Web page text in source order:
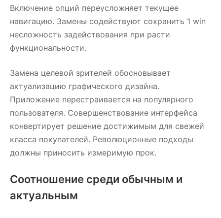
Включение опций переусложняет текущее
навигацию. Замены содействуют сохранить 1 win
несложность задействования при расти
функциональности.
Замена целевой зрителей обосновывает
актуализацию графического дизайна.
Приложение перестраивается на популярного
пользователя. Совершенствование интерфейса
конвертирует решение достижимым для свежей
класса покупателей. Революционные подходы
должны приносить измеримую прок.
Соотношение среди обычным и
актуальным